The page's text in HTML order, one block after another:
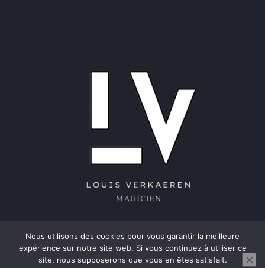
© Copyright 2022 - 2026 | Louis Magicien byHIVE-X
Nous utilisons des cookies pour vous garantir la meilleure
expérience sur notre site web. Si vous continuez à utiliser ce
site, nous supposerons que vous en êtes satisfait.